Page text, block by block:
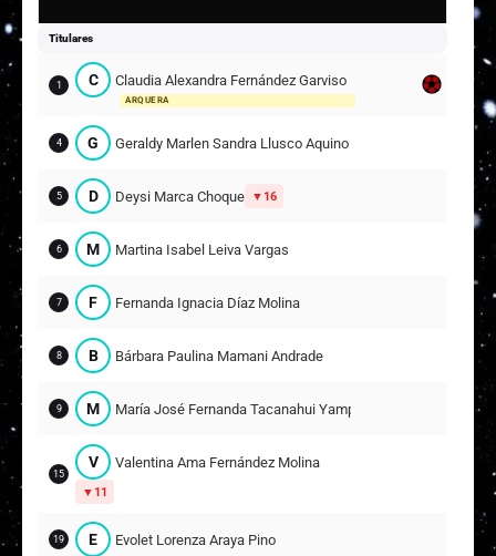
Titulares
1 C Claudia Alexandra Fernández Garviso
ARQUERA
4 G Geraldy Marlen Sandra Llusco Aquino
5 D Deysi Marca Choque 16
6 M Martina Isabel Leiva Vargas
7 F Fernanda Ignacia Díaz Molina
8 B Bárbara Paulina Mamani Andrade
9 M María José Fernanda Tacanahui Yampara
15
V Valentina Ama Fernández Molina
11
19 E Evolet Lorenza Araya Pino